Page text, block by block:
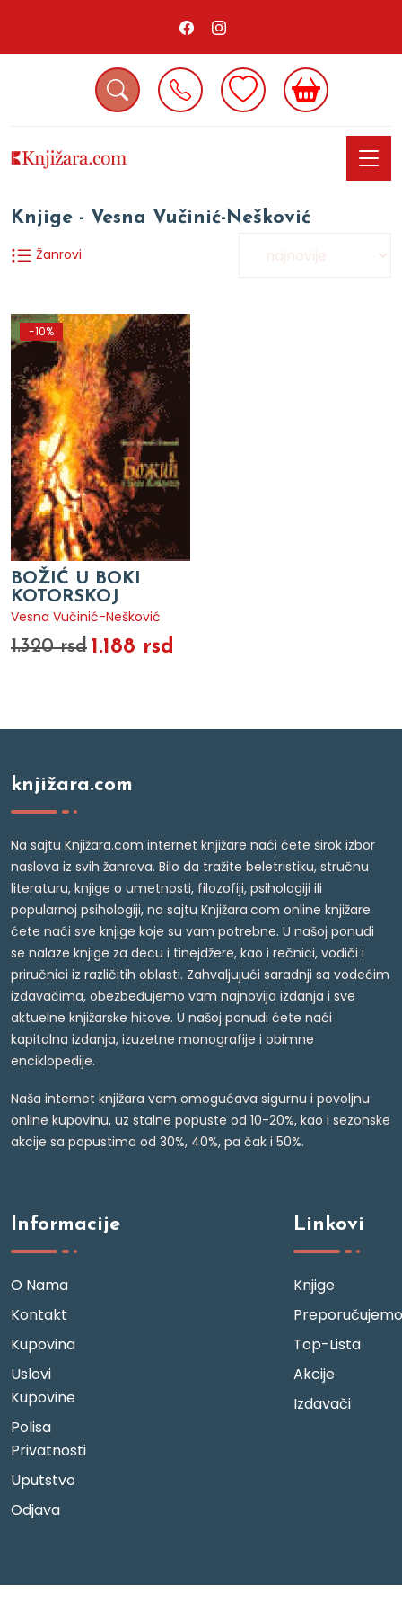
Knjige - Vesna Vučinić-Nešković
Žanrovi
-10%
BOŽIĆ U BOKI
KOTORSKOJ
Vesna Vučinić-Nešković
1.320 rsd 1.188 rsd
knjižara.com
Na sajtu Knjižara.com internet knjižare naći ćete širok izbor
naslova iz svih žanrova. Bilo da tražite beletristiku, stručnu
literaturu, knjige o umetnosti, filozofiji, psihologiji ili
popularnoj psihologiji, na sajtu Knjižara.com online knjižare
ćete naći sve knjige koje su vam potrebne. U našoj ponudi
se nalaze knjige za decu i tinejdžere, kao i rečnici, vodiči i
priručnici iz različitih oblasti. Zahvaljujući saradnji sa vodećim
izdavačima, obezbeđujemo vam najnovija izdanja i sve
aktuelne knjižarske hitove. U našoj ponudi ćete naći
kapitalna izdanja, izuzetne monografije i obimne
enciklopedije.
Naša internet knjižara vam omogućava sigurnu i povoljnu
online kupovinu, uz stalne popuste od 10-20%, kao i sezonske
akcije sa popustima od 30%, 40%, pa čak i 50%.
Informacije
O Nama
Kontakt
Kupovina
Uslovi
Kupovine
Polisa
Privatnosti
Uputstvo
Odjava
Linkovi
Knjige
Preporučujemo
Top-Lista
Akcije
Izdavači